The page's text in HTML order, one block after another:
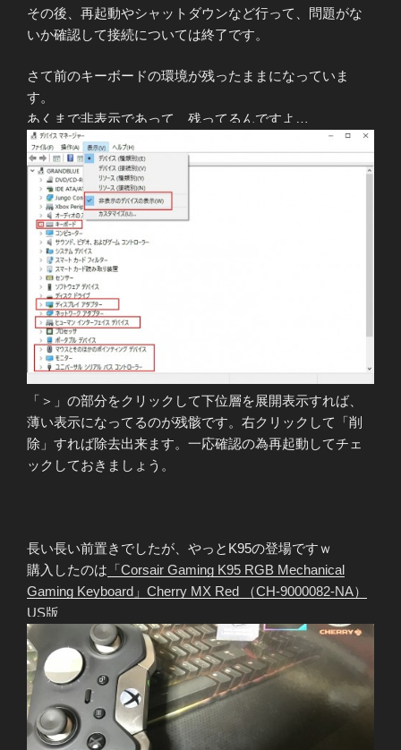
その後、再起動やシャットダウンなど行って、問題がな
いか確認して接続については終了です。
さて前のキーボードの環境が残ったままになっていま
す。
あくまで非表示であって、残ってるんですよ…
「＞」の部分をクリックして下位層を展開表示すれば、
薄い表示になってるのが残骸です。右クリックして「削
除」すれば除去出来ます。一応確認の為再起動してチェ
ックしておきましょう。
長い長い前置きでしたが、やっとK95の登場ですｗ
購入したのは 「Corsair Gaming K95 RGB Mechanical
Gaming Keyboard」Cherry MX Red （CH-9000082-NA）
US版